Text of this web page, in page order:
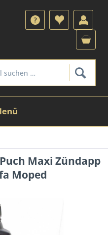
Maxi Zündapp
Moped